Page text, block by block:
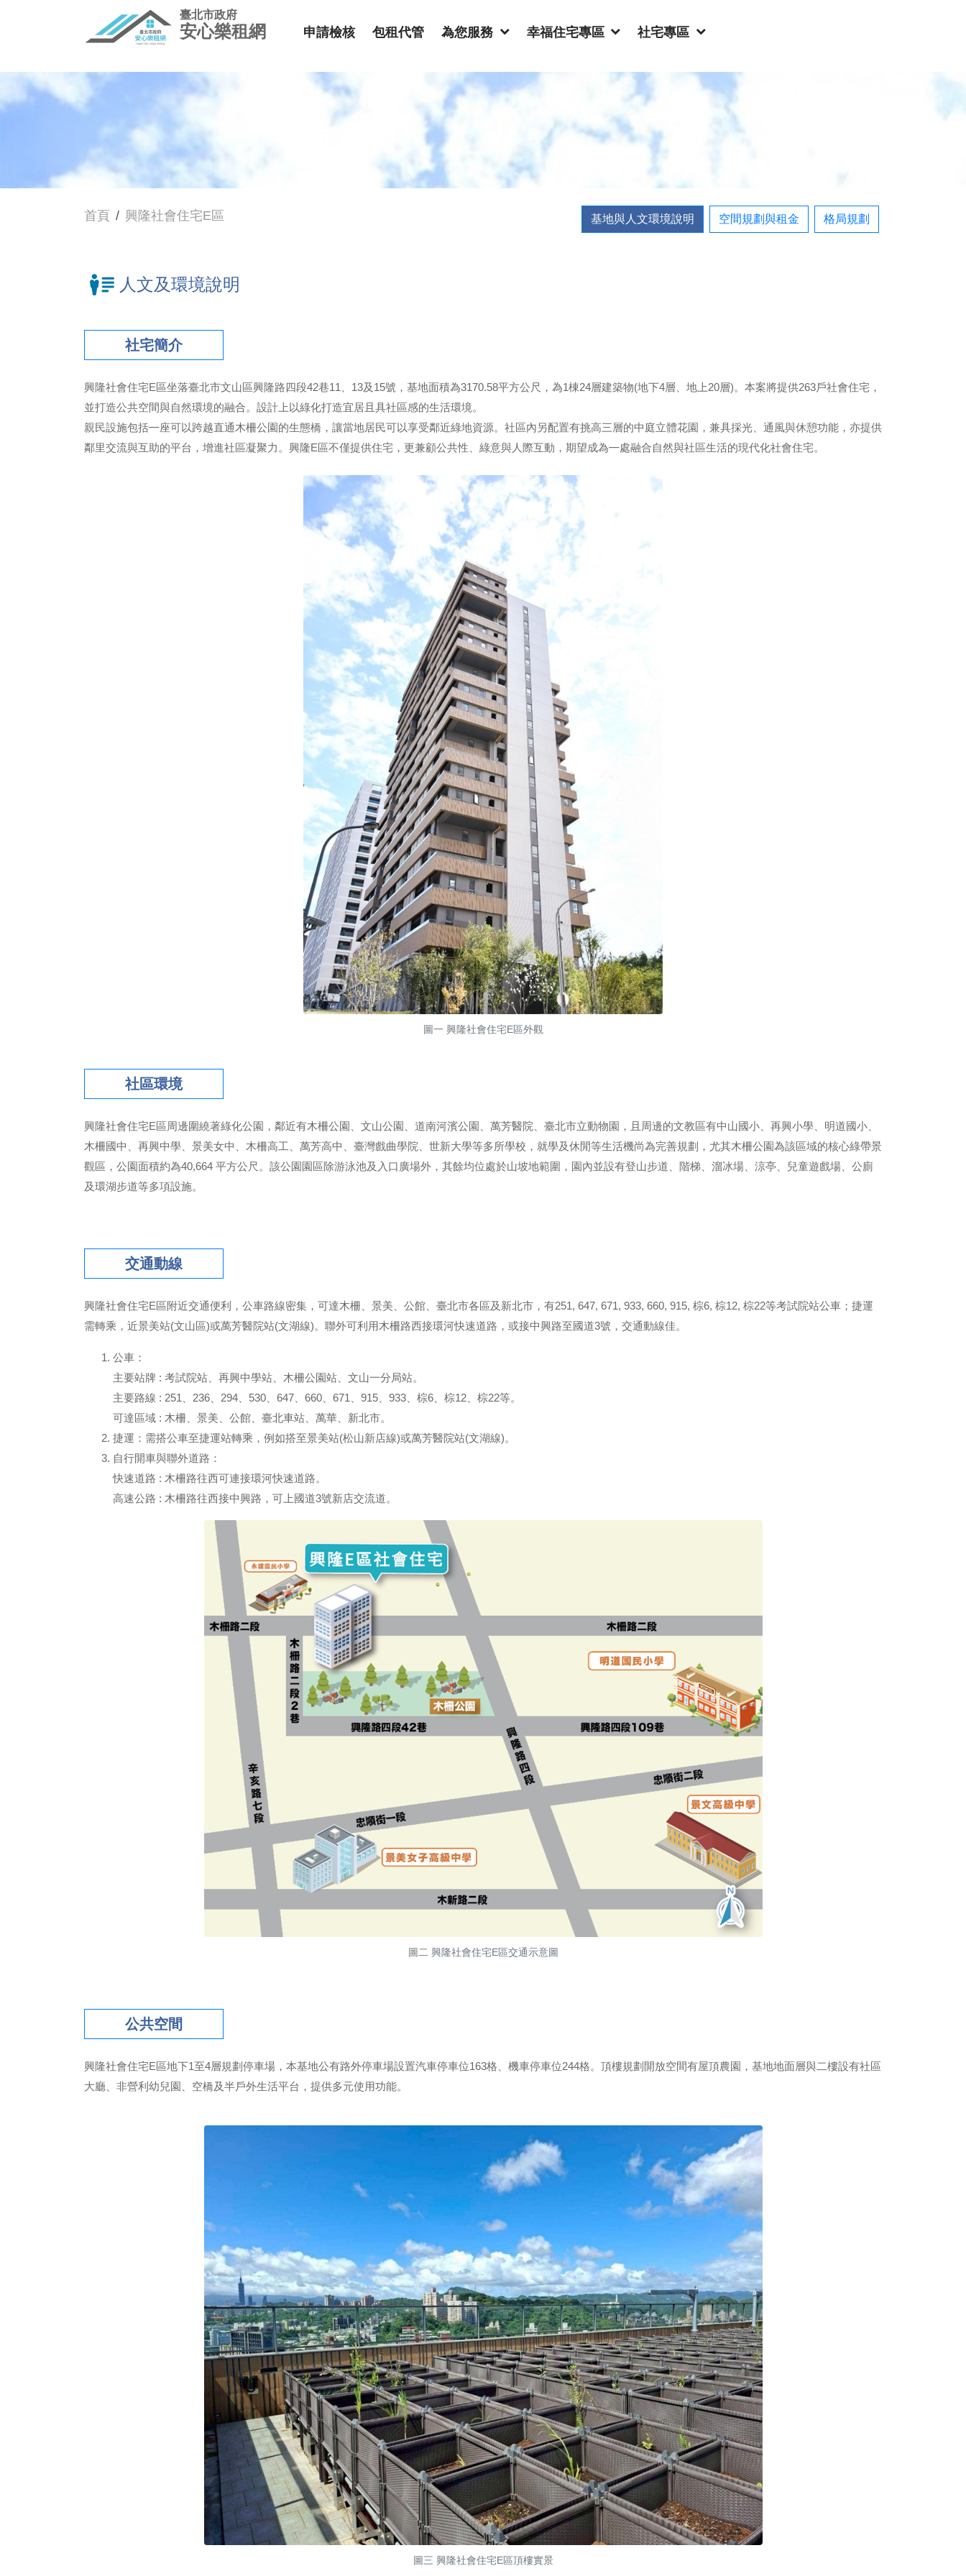
臺北市政府
安心樂租網 申請檢核 包租代管 為您服務 幸福住宅專區 社宅專區
首頁 興隆社會住宅E區 基地與人文環境說明 空間規劃與租金 格局規劃
人文及環境說明
社宅簡介
興隆社會住宅E區坐落臺北市文山區興隆路四段42巷11、13及15號，基地面積為3170.58平方公尺，為1棟24層建築物(地下4層、地上20層)。本案將提供263戶社會住宅，
並打造公共空間與自然環境的融合。設計上以綠化打造宜居且具社區感的生活環境。
親民設施包括㇐座可以跨越直通木柵公園的生態橋，讓當地居民可以享受鄰近綠地資源。社區內另配置有挑高三層的中庭立體花園，兼具採光、通風與休憩功能，亦提供
鄰里交流與互助的平台，增進社區凝聚力。興隆E區不僅提供住宅，更兼顧公共性、綠意與人際互動，期望成為㇐處融合自然與社區生活的現代化社會住宅。
圖一 興隆社會住宅E區外觀
社區環境
興隆社會住宅E區周邊圍繞著綠化公園，鄰近有木柵公園、文山公園、道南河濱公園、萬芳醫院、臺北市立動物園，且周邊的文教區有中山國小、再興小學、明道國小、
木柵國中、再興中學、景美女中、木柵高工、萬芳高中、臺灣戲曲學院、世新大學等多所學校，就學及休閒等生活機尚為完善規劃，尤其木柵公園為該區域的核心綠帶景
觀區，公園面積約為40,664 平方公尺。該公園園區除游泳池及入口廣場外，其餘均位處於山坡地範圍，園內並設有登山步道、階梯、溜冰場、涼亭、兒童遊戲場、公廁
及環湖步道等多項設施。
交通動線
興隆社會住宅E區附近交通便利，公車路線密集，可達木柵、景美、公館、臺北市各區及新北市，有251, 647, 671, 933, 660, 915, 棕6, 棕12, 棕22等考試院站公車；捷運
需轉乘，近景美站(文山區)或萬芳醫院站(文湖線)。聯外可利用木柵路西接環河快速道路，或接中興路至國道3號，交通動線佳。
公車：
主要站牌 : 考試院站、再興中學站、木柵公園站、文山一分局站。
主要路線 : 251、236、294、530、647、660、671、915、933、棕6、棕12、棕22等。
可達區域 : 木柵、景美、公館、臺北車站、萬華、新北市。
捷運：需搭公車至捷運站轉乘，例如搭至景美站(松山新店線)或萬芳醫院站(文湖線)。
自行開車與聯外道路：
快速道路 : 木柵路往西可連接環河快速道路。
高速公路 : 木柵路往西接中興路，可上國道3號新店交流道。
圖二 興隆社會住宅E區交通示意圖
公共空間
興隆社會住宅E區地下1至4層規劃停車場，本基地公有路外停車場設置汽車停車位163格、機車停車位244格。頂樓規劃開放空間有屋頂農園，基地地面層與二樓設有社區
大廳、非營利幼兒園、空橋及半戶外生活平台，提供多元使用功能。
圖三 興隆社會住宅E區頂樓實景